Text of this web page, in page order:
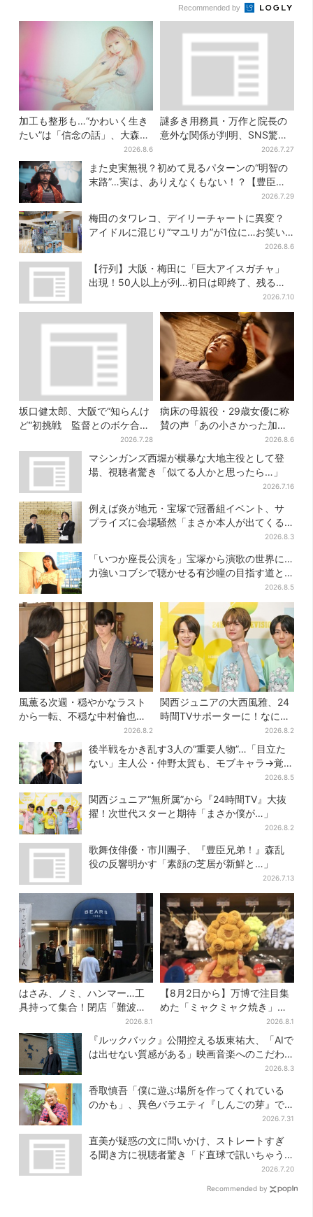
Recommended by
加工も整形も…“かわいく生き
たい”は「信念の話」、大森靖
2026.8.6
謎多き用務員・万作と院長の
意外な関係が判明、SNS驚き
2026.7.27
また史実無視？初めて見るパターンの“明智の
末路”…実は、ありえなくもない！？【豊臣兄
2026.7.29
梅田のタワレコ、デイリーチャートに異変？
アイドルに混じり“マユリカ”が1位に…お笑い
2026.8.6
【行列】大阪・梅田に「巨大アイスガチャ」
出現！50人以上が列…初日は即終了、残る開
2026.7.10
坂口健太郎、大阪で“知らんけ
ど”初挑戦 監督とのボケ合戦
2026.7.28
病床の母親役・29歳女優に称
賛の声「あの小さかった加恋
ちゃんが…」朝ドラ視聴者し
みじみ
2026.8.6
マシンガンズ西堀が横暴な大地主役として登
場、視聴者驚き「似てる人かと思ったら…」
2026.7.16
例えば炎が地元・宝塚で冠番組イベント、サ
プライズに会場騒然「まさか本人が出てくる
2026.8.3
「いつか座長公演を」宝塚から演歌の世界に…
力強いコブシで聴かせる有沙瞳の目指す道と
2026.8.5
風薫る次週・穏やかなラスト
から一転、不穏な中村倫也の
登場に視聴者期待「いよいよ
登場だ」
2026.8.2
関西ジュニアの大西風雅、24
時間TVサポーターに！なにわ
男子・藤原丈一郎からの応援
メッセージを告白
2026.8.2
後半戦をかき乱す3人の“重要人物”…「目立た
ない」主人公・仲野太賀も、モブキャラ→覚醒
2026.8.5
関西ジュニア“無所属”から『24時間TV』大抜
擢！次世代スターと期待「まさか僕が…」
2026.8.2
歌舞伎俳優・市川團子、『豊臣兄弟！』森乱
役の反響明かす「素顔の芝居が新鮮と…」
2026.7.13
はさみ、ノミ、ハンマー…工
具持って集合！閉店「難波ベ
アーズ」最終日400人超…最
後は「もう帰ってください」
2026.8.1
【8月2日から】万博で注目集
めた「ミャクミャク焼き」初
グッズ化！大阪・梅田だけの
新商品が登場
2026.8.1
『ルックバック』公開控える坂東祐大、「AIで
は出せない質感がある」映画音楽へのこだわ
2026.8.3
香取慎吾「僕に遊ぶ場所を作ってくれている
のかも」、異色バラエティ『しんごの芽』で
2026.7.31
直美が疑惑の文に問いかけ、ストレートすぎ
る聞き方に視聴者驚き「ド直球で訊いちゃう
2026.7.20
Recommended by